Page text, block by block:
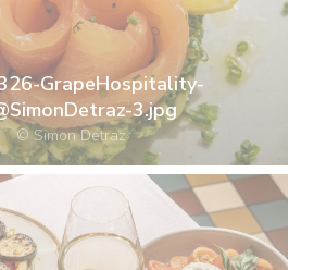
GrapeHospitality-
3.jpg
© Simon Detraz